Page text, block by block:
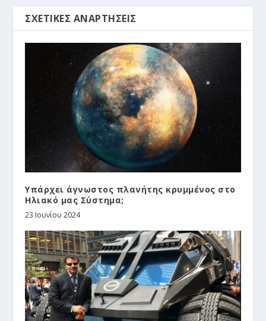
ΣΧΕΤΙΚΈΣ ΑΝΑΡΤΉΣΕΙΣ
Υπάρχει άγνωστος πλανήτης κρυμμένος στο
Ηλιακό μας Σύστημα;
23 Ιουνίου 2024